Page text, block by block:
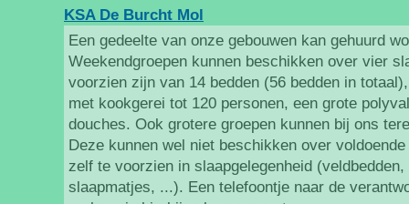
KSA De Burcht Mol
Een gedeelte van onze gebouwen kan gehuurd
Weekendgroepen kunnen beschikken over vier
voorzien zijn van 14 bedden (56 bedden in
met kookgerei tot 120 personen, een grote
douches. Ook grotere groepen kunnen bij ons
Deze kunnen wel niet beschikken over
zelf te voorzien in slaapgelegenheid
slaapmatjes, ...). Een telefoontje naar de